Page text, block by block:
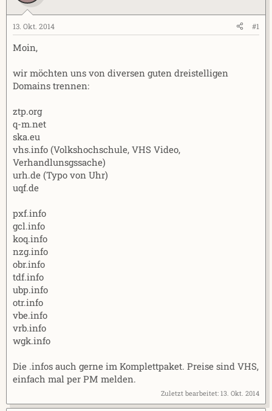
l
e
r
l
t
a
13. Okt. 2014 #1
Moin,
wir möchten uns von diversen guten dreistelligen
Domains trennen:
ztp.org
q-m.net
ska.eu
vhs.info (Volkshochschule, VHS Video,
Verhandlunsgssache)
urh.de (Typo von Uhr)
uqf.de
pxf.info
gcl.info
koq.info
nzg.info
obr.info
tdf.info
ubp.info
otr.info
vbe.info
vrb.info
wgk.info
Die .infos auch gerne im Komplettpaket. Preise sind VHS,
einfach mal per PM melden.
Zuletzt bearbeitet: 13. Okt. 2014